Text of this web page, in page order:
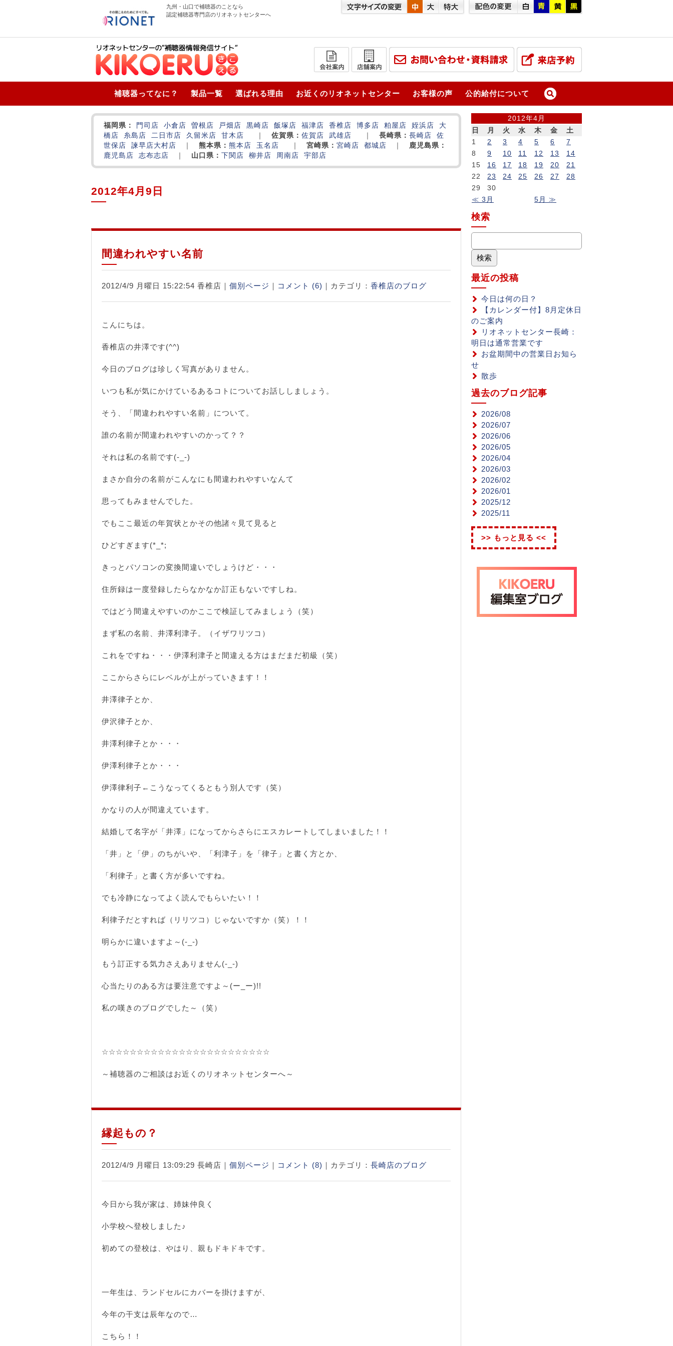
九州・山口で補聴器のことなら
認定補聴器専門店のリオネットセンターへ
補聴器ってなに？ 製品一覧 選ばれる理由 お近くのリオネットセンター お客様の声 公的給付について
福岡県： 門司店 小倉店 曽根店 戸畑店 黒崎店 飯塚店 福津店 香椎店 博多店 粕屋店 姪浜店
大
橋店
糸島店 二日市店 久留米店 甘木店 佐賀県： 佐賀店 武雄店 長崎県： 長崎店
佐
世保店
諫早店大村店 熊本県： 熊本店 玉名店 宮崎県： 宮崎店 都城店
鹿児島県：
鹿児島店
志布志店 山口県： 下関店 柳井店 周南店 宇部店
2012年4月9日
間違われやすい名前
2012/4/9 月曜日 15:22:54 香椎店｜ 個別ページ ｜ コメント (6) ｜カテゴリ： 香椎店のブログ
こんにちは。
香椎店の井澤です(^^)
今日のブログは珍しく写真がありません。
いつも私が気にかけているあるコトについてお話ししましょう。
そう、「間違われやすい名前」について。
誰の名前が間違われやすいのかって？？
それは私の名前です(-_-)
まさか自分の名前がこんなにも間違われやすいなんて
思ってもみませんでした。
でもここ最近の年賀状とかその他諸々見て見ると
ひどすぎます(*_*;
きっとパソコンの変換間違いでしょうけど・・・
住所録は一度登録したらなかなか訂正もないですしね。
ではどう間違えやすいのかここで検証してみましょう（笑）
まず私の名前、井澤利津子。（イザワリツコ）
これをですね・・・伊澤利津子と間違える方はまだまだ初級（笑）
ここからさらにレベルが上がっていきます！！
井澤律子とか、
伊沢律子とか、
井澤利律子とか・・・
伊澤利律子とか・・・
伊澤律利子←こうなってくるともう別人です（笑）
かなりの人が間違えています。
結婚して名字が「井澤」になってからさらにエスカレートしてしまいました！！
「井」と「伊」のちがいや、「利津子」を「律子」と書く方とか、
「利律子」と書く方が多いですね。
でも冷静になってよく読んでもらいたい！！
利律子だとすれば（リリツコ）じゃないですか（笑）！！
明らかに違いますよ～(-_-)
もう訂正する気力さえありません(-_-)
心当たりのある方は要注意ですよ～(ー_ー)!!
私の嘆きのブログでした～（笑）
☆☆☆☆☆☆☆☆☆☆☆☆☆☆☆☆☆☆☆☆☆☆☆☆
～補聴器のご相談はお近くのリオネットセンターへ～
縁起もの？
2012/4/9 月曜日 13:09:29 長崎店｜ 個別ページ ｜ コメント (8) ｜カテゴリ： 長崎店のブログ
今日から我が家は、姉妹仲良く
小学校へ登校しました♪
初めての登校は、やはり、親もドキドキです。
一年生は、ランドセルにカバーを掛けますが、
今年の干支は辰年なので…
こちら！！
2012年4月
日
月 火 水 木 金
土
1
2 3 4 5 6
7
8
9 10 11 12 13
14
15
16 17 18 19 20
21
22
23 24 25 26 27
28
29
30
≪ 3月
5月 ≫
検索
最近の投稿
今日は何の日？
【カレンダー付】8月定休日
のご案内
リオネットセンター長崎：
明日は通常営業です
お盆期間中の営業日お知ら
せ
散歩
過去のブログ記事
2026/08
2026/07
2026/06
2026/05
2026/04
2026/03
2026/02
2026/01
2025/12
2025/11
>> もっと見る <<